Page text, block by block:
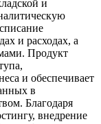
и
и расходах, а
Продукт
и обеспечивает
в
Благодаря
внедрение